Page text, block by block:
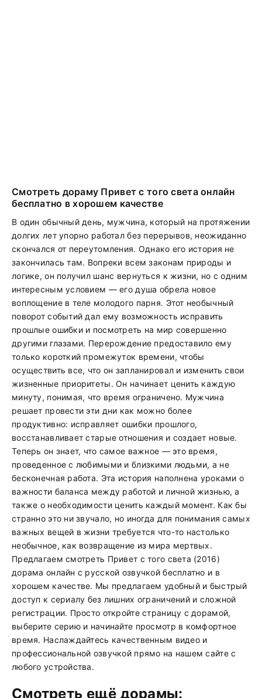
Смотреть дораму Привет с того света онлайн
бесплатно в хорошем качестве
В один обычный день, мужчина, который на протяжении
долгих лет упорно работал без перерывов, неожиданно
скончался от переутомления. Однако его история не
закончилась там. Вопреки всем законам природы и
логике, он получил шанс вернуться к жизни, но с одним
интересным условием — его душа обрела новое
воплощение в теле молодого парня. Этот необычный
поворот событий дал ему возможность исправить
прошлые ошибки и посмотреть на мир совершенно
другими глазами. Перерождение предоставило ему
только короткий промежуток времени, чтобы
осуществить все, что он запланировал и изменить свои
жизненные приоритеты. Он начинает ценить каждую
минуту, понимая, что время ограничено. Мужчина
решает провести эти дни как можно более
продуктивно: исправляет ошибки прошлого,
восстанавливает старые отношения и создает новые.
Теперь он знает, что самое важное — это время,
проведенное с любимыми и близкими людьми, а не
бесконечная работа. Эта история наполнена уроками о
важности баланса между работой и личной жизнью, а
также о необходимости ценить каждый момент. Как бы
странно это ни звучало, но иногда для понимания самых
важных вещей в жизни требуется что-то настолько
необычное, как возвращение из мира мертвых.
Предлагаем смотреть Привет с того света (2016)
дорама онлайн с русской озвучкой бесплатно и в
хорошем качестве. Мы предлагаем удобный и быстрый
доступ к сериалу без лишних ограничений и сложной
регистрации. Просто откройте страницу с дорамой,
выберите серию и начинайте просмотр в комфортное
время. Наслаждайтесь качественным видео и
профессиональной озвучкой прямо на нашем сайте с
любого устройства.
Смотреть ещё дорамы: